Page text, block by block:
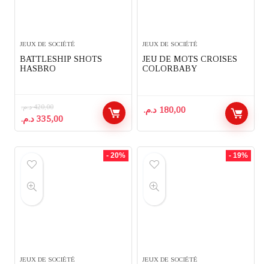
JEUX DE SOCIÉTÉ
BATTLESHIP SHOTS
HASBRO
420,00 د.م.
Le
prix
335,00 د.م.
Le
prix
JEUX DE SOCIÉTÉ
JEU DE MOTS CROISES
COLORBABY
180,00 د.م.
- 20%
JEUX DE SOCIÉTÉ
- 19%
JEUX DE SOCIÉTÉ